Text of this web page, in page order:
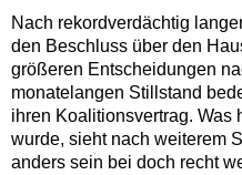
Nach rekordverdächtig
den Beschluss über den
größeren Entscheidungen
monatelangen Stillstand
ihren Koalitionsvertrag. Was
wurde, sieht nach weiterem
anders sein bei doch recht